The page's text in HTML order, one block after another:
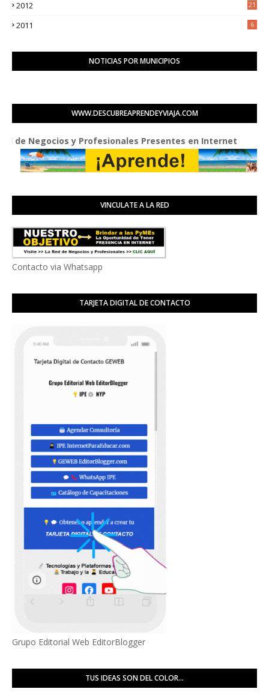
2012
21
2011 6
NOTICIAS POR MUNICIPIOS
WWW.DESCUBREAPRENDEYVIAJA.COM
y Profesionales Presentes en Internet
VINCULATE A LA RED
Contacto via Whatsapp
TARJETA DIGITAL DE CONTACTO
Grupo Editorial Web EditorBlogger
TUS IDEAS SON DEL COLOR...